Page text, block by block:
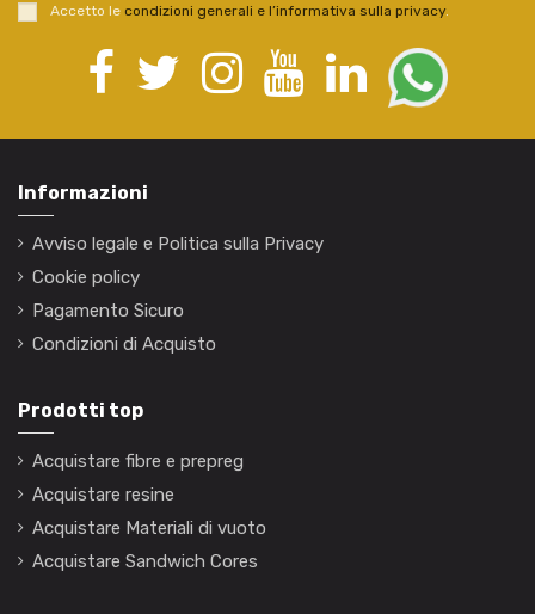
Accetto le condizioni generali e l’informativa sulla privacy.
Informazioni
Avviso legale e Politica sulla Privacy
Cookie policy
Pagamento Sicuro
Condizioni di Acquisto
Prodotti top
Acquistare fibre e prepreg
Acquistare resine
Acquistare Materiali di vuoto
Acquistare Sandwich Cores